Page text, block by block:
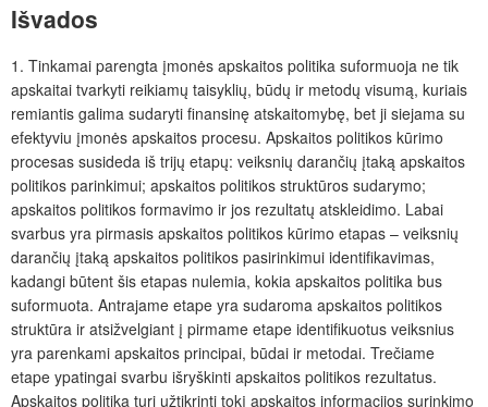
Išvados
1. Tinkamai parengta įmonės apskaitos politika suformuoja ne tik
apskaitai tvarkyti reikiamų taisyklių, būdų ir metodų visumą, kuriais
remiantis galima sudaryti finansinę atskaitomybę, bet ji siejama su
efektyviu įmonės apskaitos procesu. Apskaitos politikos kūrimo
procesas susideda iš trijų etapų: veiksnių darančių įtaką apskaitos
politikos parinkimui; apskaitos politikos struktūros sudarymo;
apskaitos politikos formavimo ir jos rezultatų atskleidimo. Labai
svarbus yra pirmasis apskaitos politikos kūrimo etapas – veiksnių
darančių įtaką apskaitos politikos pasirinkimui identifikavimas,
kadangi būtent šis etapas nulemia, kokia apskaitos politika bus
suformuota. Antrajame etape yra sudaroma apskaitos politikos
struktūra ir atsižvelgiant į pirmame etape identifikuotus veiksnius
yra parenkami apskaitos principai, būdai ir metodai. Trečiame
etape ypatingai svarbu išryškinti apskaitos politikos rezultatus.
Apskaitos politika turi užtikrinti tokį apskaitos informacijos surinkimo